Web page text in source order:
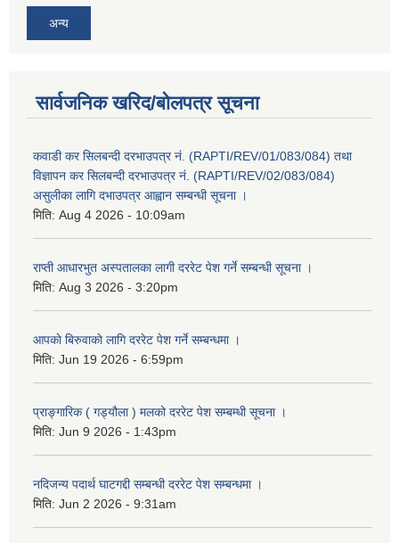
अन्य
सार्वजनिक खरिद/बोलपत्र सूचना
कवाडी कर सिलबन्दी दरभाउपत्र नं. (RAPTI/REV/01/083/084) तथा
विज्ञापन कर सिलबन्दी दरभाउपत्र नं. (RAPTI/REV/02/083/084)
असुलीका लागि दभाउपत्र आह्वान सम्बन्धी सूचना ।
मिति: Aug 4 2026 - 10:09am
राप्ती आधारभुत अस्पतालका लागी दररेट पेश गर्ने सम्बन्धी सूचना ।
मिति: Aug 3 2026 - 3:20pm
आपकाे बिरुवाकाे लागि दररेट पेश गर्ने सम्बन्धमा ।
मिति: Jun 19 2026 - 6:59pm
प्राङ्गारिक ( गड्यौला ) मलको दररेट पेश सम्बम्धी सूचना ।
मिति: Jun 9 2026 - 1:43pm
नदिजन्य पदार्थ घाटगद्दी सम्बन्धी दररेट पेश सम्बन्धमा ।
मिति: Jun 2 2026 - 9:31am